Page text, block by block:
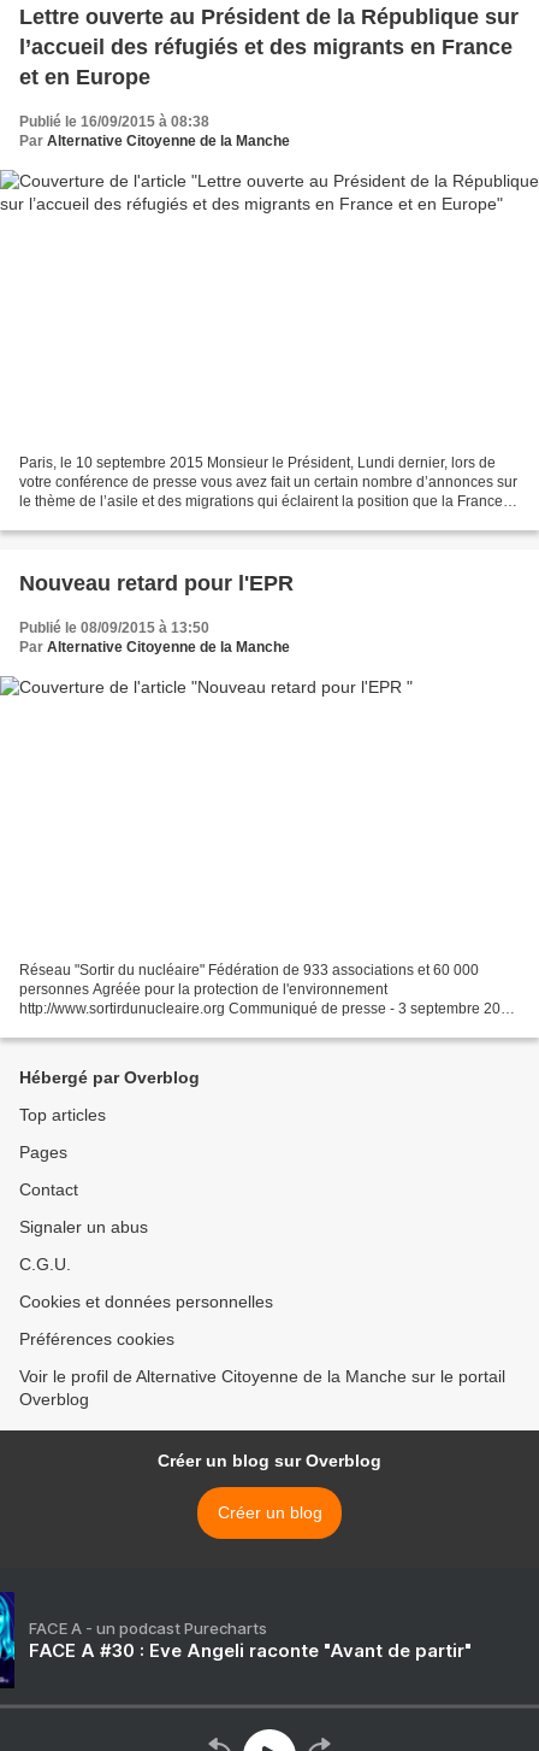
Lettre ouverte au Président de la République sur
l’accueil des réfugiés et des migrants en France
et en Europe
Publié le 16/09/2015 à 08:38
Par Alternative Citoyenne de la Manche
Paris, le 10 septembre 2015 Monsieur le Président, Lundi dernier, lors de
votre conférence de presse vous avez fait un certain nombre d’annonces sur
le thème de l’asile et des migrations qui éclairent la position que la France
Nouveau retard pour l'EPR
Publié le 08/09/2015 à 13:50
Par Alternative Citoyenne de la Manche
Réseau "Sortir du nucléaire" Fédération de 933 associations et 60 000
personnes Agréée pour la protection de l'environnement
http://www.sortirdunucleaire.org Communiqué de presse - 3 septembre 2015
Hébergé par Overblog
Top articles
Pages
Contact
Signaler un abus
C.G.U.
Cookies et données personnelles
Préférences cookies
Voir le profil de Alternative Citoyenne de la Manche sur le portail
Overblog
Créer un blog sur Overblog
Créer un blog
FACE A - un podcast Purecharts
FACE A #30 : Eve Angeli raconte "Avant de partir"